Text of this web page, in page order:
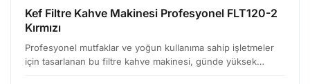
Kef Filtre Kahve Makinesi Profesyonel FLT120-2
Kırmızı
Profesyonel mutfaklar ve yoğun kullanıma sahip işletmeler
için tasarlanan bu filtre kahve makinesi, günde yüksek